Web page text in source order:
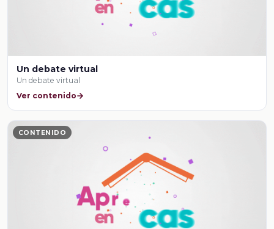
Un debate virtual
Un debate virtual
Ver contenido
CONTENIDO